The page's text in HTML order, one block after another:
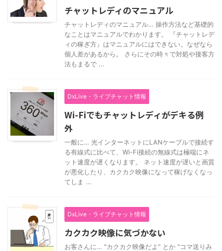
チャットレディのマニュアル
チャットレディのマニュアル… 操作方法など基礎的
なことはマニュアルでわかります。 『チャットレデ
ィの稼ぎ方』はマニュアルにはできない。なぜなら
個人差があるから。 さらにその時々で対処や接客方
法もまるで ...
DxLive・ライブチャット情報
Wi-Fiでもチャットレディがデキる例
外
一般に… 光インターネットにLANケーブルで接続す
る有線式に比べて、Wi-Fi接続の無線式は極端にネ
ット速度が遅くなります。 ネット速度が遅いと画質
が悪化したり、カクカク映像になって稼げなくなっ
てしま ...
DxLive・ライブチャット情報
カクカク映像に気づかない
お客さんに… "カクカク映像だよ" とか "コマ送りみ